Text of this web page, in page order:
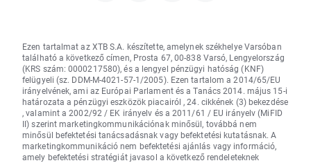
Ezen tartalmat az XTB S.A. készítette, amelynek székhelye Varsóban
található a következő címen, Prosta 67, 00-838 Varsó, Lengyelország
(KRS szám: 0000217580), és a lengyel pénzügyi hatóság (KNF)
felügyeli (sz. DDM-M-4021-57-1/2005). Ezen tartalom a 2014/65/EU
irányelvének, ami az Európai Parlament és a Tanács 2014. május 15-i
határozata a pénzügyi eszközök piacairól , 24. cikkének (3) bekezdése
, valamint a 2002/92 / EK irányelv és a 2011/61 / EU irányelv (MiFID
II) szerint marketingkommunikációnak minősül, továbbá nem
minősül befektetési tanácsadásnak vagy befektetési kutatásnak. A
marketingkommunikáció nem befektetési ajánlás vagy információ,
amely befektetési stratégiát javasol a következő rendeleteknek